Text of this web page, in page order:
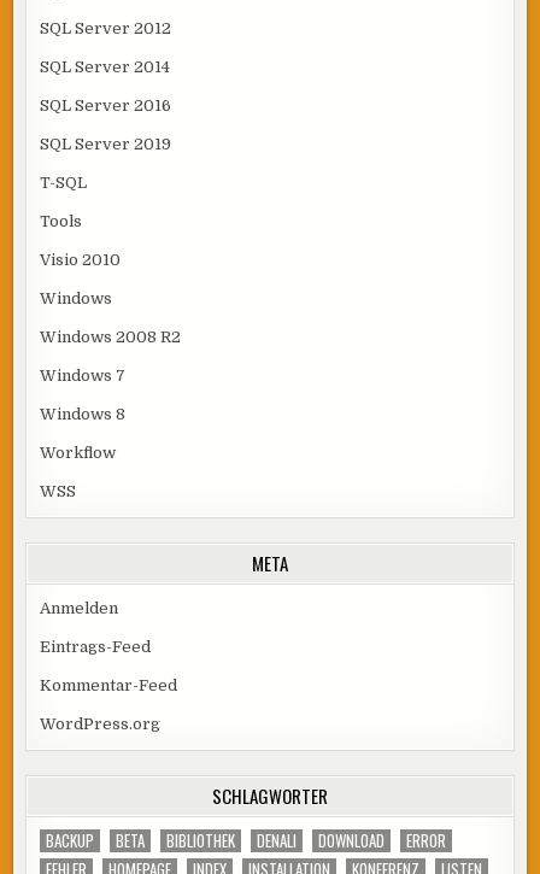
SQL Server 2012
SQL Server 2014
SQL Server 2016
SQL Server 2019
T-SQL
Tools
Visio 2010
Windows
Windows 2008 R2
Windows 7
Windows 8
Workflow
WSS
META
Anmelden
Eintrags-Feed
Kommentar-Feed
WordPress.org
SCHLAGWÖRTER
BACKUP BETA BIBLIOTHEK DENALI DOWNLOAD
ERROR
FEHLER
HOMEPAGE INDEX INSTALLATION KONFERENZ LISTEN